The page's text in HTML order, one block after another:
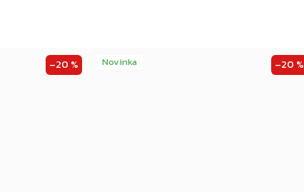
–20 % Novinka –20 %